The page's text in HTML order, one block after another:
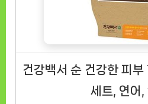
건강백서 순 건강한 피
세트, 연어,